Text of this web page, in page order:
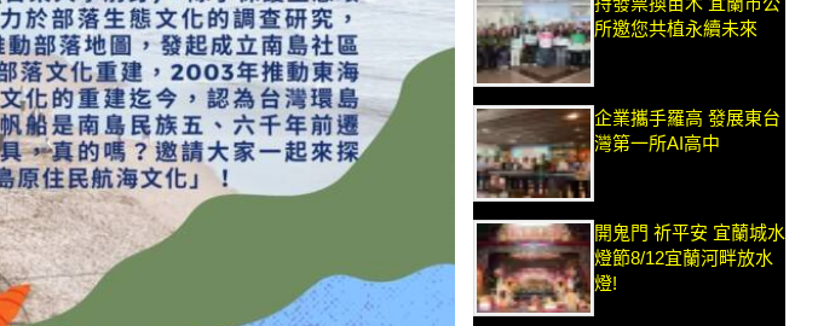
所邀您共植永續未來
企業攜手羅高 發展東台
灣第一所AI高中
開鬼門 祈平安 宜蘭城水
燈節8/12宜蘭河畔放水
燈!